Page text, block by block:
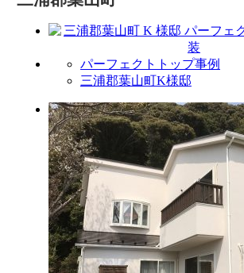
パーフェクトトップ事例
三浦郡葉山町K様邸